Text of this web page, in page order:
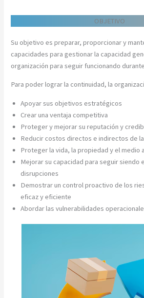
OBJETIVO
Su objetivo es preparar, proporcionar y
capacidades para gestionar la capacidad
organización para seguir funcionando
Para poder lograr la continuidad, la
Apoyar sus objetivos estratégicos
Crear una ventaja competitiva
Proteger y mejorar su reputación y
Reducir costos directos e indirectos de
Proteger la vida, la propiedad y el medio
Mejorar su capacidad para seguir siendo
disrupciones
Demostrar un control proactivo de los
eficaz y eficiente
Abordar las vulnerabilidades